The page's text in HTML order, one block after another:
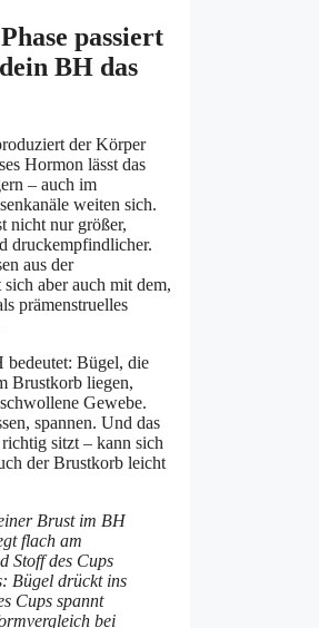
passiert
BH das
der Körper
Hormon lässt das
– auch im
weiten sich.
nicht nur größer,
druckempfindlicher.
aus der
aber auch mit dem,
prämenstruelles
bedeutet: Bügel, die
Brustkorb liegen,
Gewebe.
spannen. Und das
sitzt – kann sich
der Brustkorb leicht